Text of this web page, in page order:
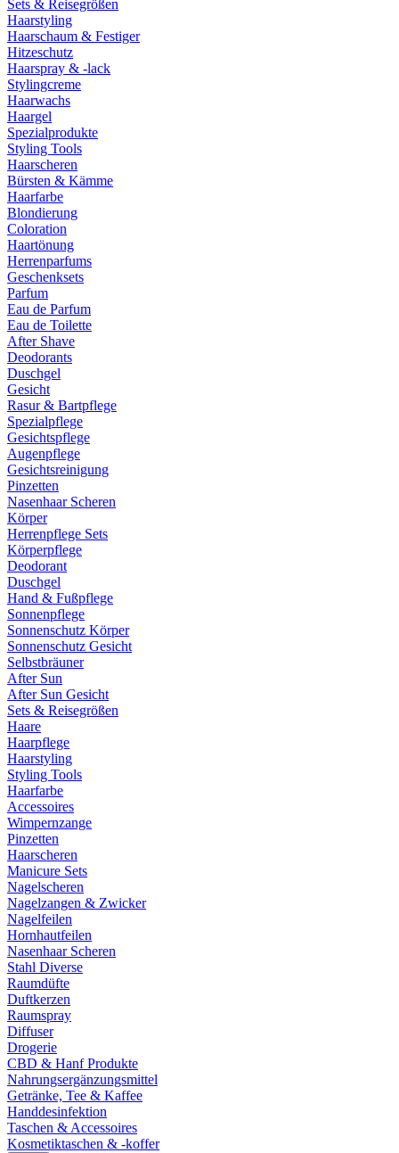
Sets & Reisegrößen
Haarstyling
Haarschaum & Festiger
Hitzeschutz
Haarspray & -lack
Stylingcreme
Haarwachs
Haargel
Spezialprodukte
Styling Tools
Haarscheren
Bürsten & Kämme
Haarfarbe
Blondierung
Coloration
Haartönung
Herrenparfums
Geschenksets
Parfum
Eau de Parfum
Eau de Toilette
After Shave
Deodorants
Duschgel
Gesicht
Rasur & Bartpflege
Spezialpflege
Gesichtspflege
Augenpflege
Gesichtsreinigung
Pinzetten
Nasenhaar Scheren
Körper
Herrenpflege Sets
Körperpflege
Deodorant
Duschgel
Hand & Fußpflege
Sonnenpflege
Sonnenschutz Körper
Sonnenschutz Gesicht
Selbstbräuner
After Sun
After Sun Gesicht
Sets & Reisegrößen
Haare
Haarpflege
Haarstyling
Styling Tools
Haarfarbe
Accessoires
Wimpernzange
Pinzetten
Haarscheren
Manicure Sets
Nagelscheren
Nagelzangen & Zwicker
Nagelfeilen
Hornhautfeilen
Nasenhaar Scheren
Stahl Diverse
Raumdüfte
Duftkerzen
Raumspray
Diffuser
Drogerie
CBD & Hanf Produkte
Nahrungsergänzungsmittel
Getränke, Tee & Kaffee
Handdesinfektion
Taschen & Accessoires
Kosmetiktaschen & -koffer